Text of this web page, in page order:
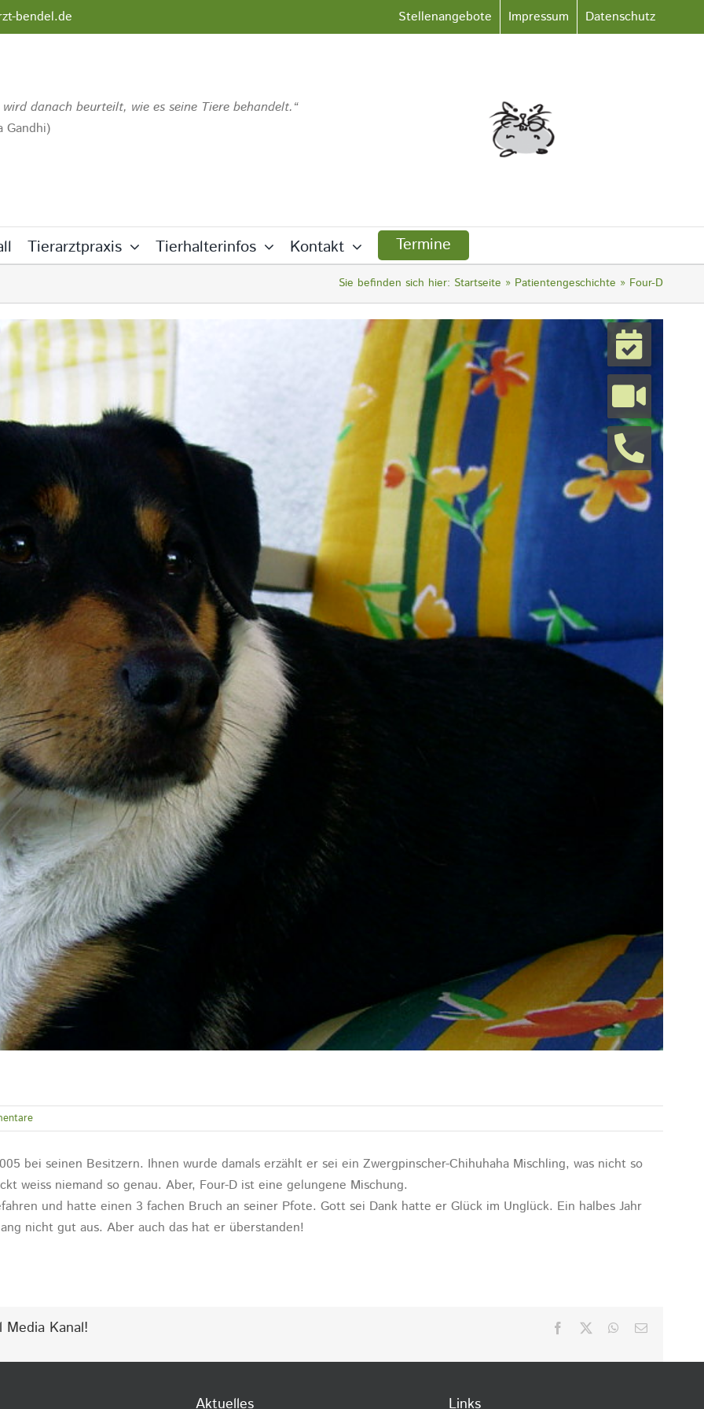
bendel.de Stellenangebote Impressum Datenschutz
danach beurteilt, wie es seine Tiere behandelt.
Gandhi)
Tierarztpraxis Tierhalterinfos Kontakt Termine
Sie befinden sich hier: Startseite Patientengeschichte Four-D
bei seinen Besitzern. Ihnen wurde damals erzählt er sei ein Zwergpinscher-Chihuhaha Mischling, was nicht so
weiss niemand so genau. Aber, Four-D ist eine gelungene Mischung.
und hatte einen 3 fachen Bruch an seiner Pfote. Gott sei Dank hatte er Glück im Unglück. Ein halbes Jahr
nicht gut aus. Aber auch das hat er überstanden!
Kanal! Facebook WhatsApp
E-
Aktuelles Links